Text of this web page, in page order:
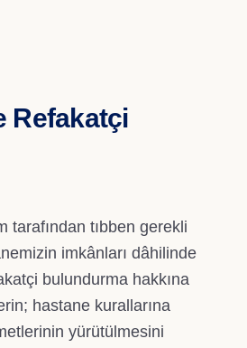
Refakatçi
tarafından tıbben gerekli
imkânları dâhilinde
bulundurma hakkına
hastane kurallarına
yürütülmesini